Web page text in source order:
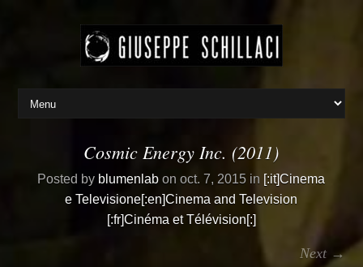
Cosmic Energy Inc. (2011)
Posted by blumenlab on oct. 7, 2015 in [:it]Cinema
e Televisione[:en]Cinema and Television
[:fr]Cinéma et Télévision[:]
Next →